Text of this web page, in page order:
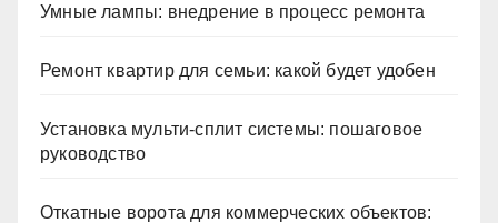
Умные лампы: внедрение в процесс ремонта
Ремонт квартир для семьи: какой будет удобен
Установка мульти-сплит системы: пошаговое
руководство
Откатные ворота для коммерческих объектов: